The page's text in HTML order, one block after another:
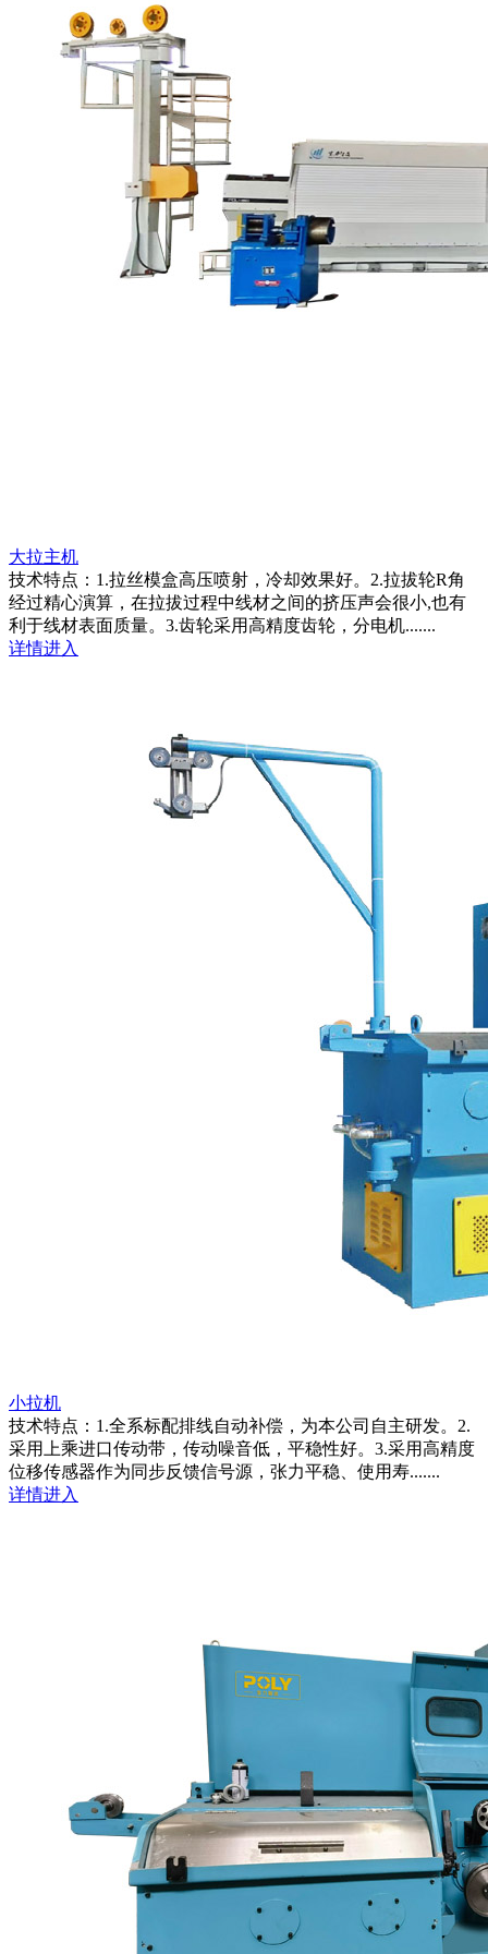
大拉主机
技术特点：1.拉丝模盒高压喷射，冷却效果好。2.拉拔轮R角
经过精心演算，在拉拔过程中线材之间的挤压声会很小,也有
利于线材表面质量。3.齿轮采用高精度齿轮，分电机.......
详情进入
小拉机
技术特点：1.全系标配排线自动补偿，为本公司自主研发。2.
采用上乘进口传动带，传动噪音低，平稳性好。3.采用高精度
位移传感器作为同步反馈信号源，张力平稳、使用寿.......
详情进入